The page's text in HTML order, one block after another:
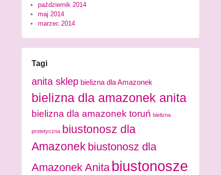
październik 2014
maj 2014
marzec 2014
Tagi
anita sklep bielizna dla Amazonek
bielizna dla amazonek anita
bielizna dla amazonek toruń bielizna
protetyczna biustonosz dla
Amazonek biustonosz dla
Amazonek Anita biustonosze